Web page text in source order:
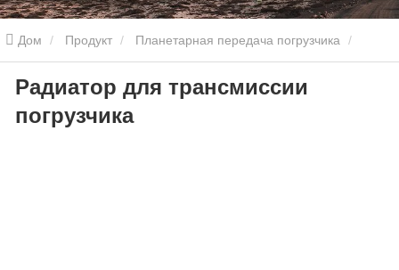
Дом Продукт Планетарная передача погрузчика
Планетарная передача погрузчика DooSAN Радиатор
погрузчика SEM погрузчик радиатор
Радиатор для трансмиссии
погрузчика